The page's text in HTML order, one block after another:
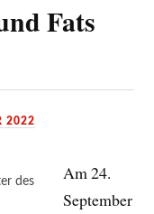
Fats
2022
des
Am 24.
September